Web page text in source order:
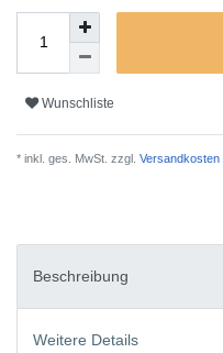
Wunschliste
* inkl. ges. MwSt. zzgl. Versandkosten
Beschreibung
Weitere Details